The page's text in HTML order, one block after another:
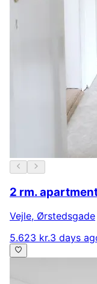
2 rm.
Vejle, Ørstedsgade
5.623 kr.3 days